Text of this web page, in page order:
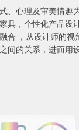
、心理及审美情趣
具，个性化产品设
合 ，从设计师的视
间的关系，进而用